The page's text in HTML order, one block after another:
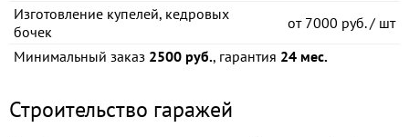
Изготовление купелей, кедровых
бочек
от7000 руб. / шт
Минимальный заказ 2500 руб., гарантия 24 мес.
Строительство гаражей